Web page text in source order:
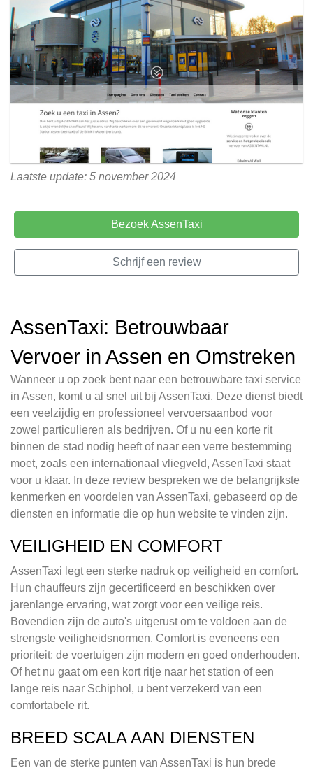
Laatste update: 5 november 2024
Bezoek AssenTaxi
Schrijf een review
AssenTaxi: Betrouwbaar
Vervoer in Assen en Omstreken
Wanneer u op zoek bent naar een betrouwbare taxi service
in Assen, komt u al snel uit bij AssenTaxi. Deze dienst biedt
een veelzijdig en professioneel vervoersaanbod voor
zowel particulieren als bedrijven. Of u nu een korte rit
binnen de stad nodig heeft of naar een verre bestemming
moet, zoals een internationaal vliegveld, AssenTaxi staat
voor u klaar. In deze review bespreken we de belangrijkste
kenmerken en voordelen van AssenTaxi, gebaseerd op de
diensten en informatie die op hun website te vinden zijn.
VEILIGHEID EN COMFORT
AssenTaxi legt een sterke nadruk op veiligheid en comfort.
Hun chauffeurs zijn gecertificeerd en beschikken over
jarenlange ervaring, wat zorgt voor een veilige reis.
Bovendien zijn de auto's uitgerust om te voldoen aan de
strengste veiligheidsnormen. Comfort is eveneens een
prioriteit; de voertuigen zijn modern en goed onderhouden.
Of het nu gaat om een kort ritje naar het station of een
lange reis naar Schiphol, u bent verzekerd van een
comfortabele rit.
BREED SCALA AAN DIENSTEN
Een van de sterke punten van AssenTaxi is hun brede